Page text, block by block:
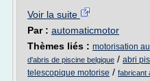
Voir la suite
Par : automaticmotor
Thèmes liés : motorisation
d'abris de piscine belgique / abri
telescopique motorise / fabricant